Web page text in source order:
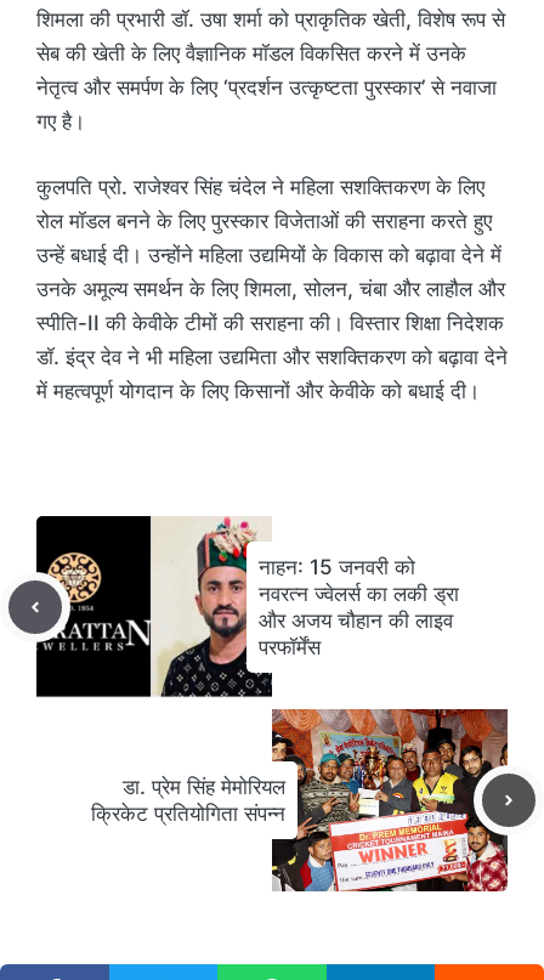
शिमला की प्रभारी डॉ. उषा शर्मा को प्राकृतिक खेती, विशेष रूप से
सेब की खेती के लिए वैज्ञानिक मॉडल विकसित करने में उनके
नेतृत्व और समर्पण के लिए ‘प्रदर्शन उत्कृष्टता पुरस्कार’ से नवाजा
गए है।
कुलपति प्रो. राजेश्वर सिंह चंदेल ने महिला सशक्तिकरण के लिए
रोल मॉडल बनने के लिए पुरस्कार विजेताओं की सराहना करते हुए
उन्हें बधाई दी। उन्होंने महिला उद्यमियों के विकास को बढ़ावा देने में
उनके अमूल्य समर्थन के लिए शिमला, सोलन, चंबा और लाहौल और
स्पीति-II की केवीके टीमों की सराहना की। विस्तार शिक्षा निदेशक
डॉ. इंद्र देव ने भी महिला उद्यमिता और सशक्तिकरण को बढ़ावा देने
में महत्वपूर्ण योगदान के लिए किसानों और केवीके को बधाई दी।
नाहन: 15 जनवरी को
नवरत्न ज्वेलर्स का लकी ड्रा
और अजय चौहान की लाइव
परफॉर्मेंस
डा. प्रेम सिंह मेमोरियल
क्रिकेट प्रतियोगिता संपन्न